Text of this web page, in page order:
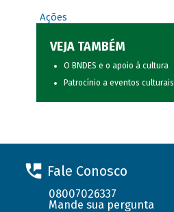
Ações
VEJA TAMBÉM
O BNDES e o apoio à cultura
Patrocínio a eventos culturais
Fale Conosco
08007026337
Mande sua pergunta